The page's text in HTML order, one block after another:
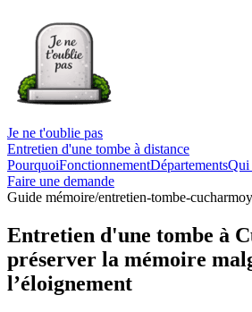
Je ne t'oublie pas
Entretien d'une tombe à distance
PourquoiFonctionnementDépartementsQui
Faire une demande
Guide mémoire/entretien-tombe-
Entretien d'une tombe à
préserver la mémoire
l’éloignement